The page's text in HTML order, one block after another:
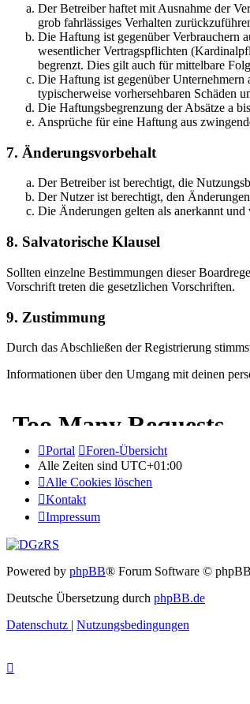
Der Betreiber haftet mit Ausnahme der
grob fahrlässiges Verhalten
Die Haftung ist gegenüber Verbrauchern
wesentlicher Vertragspflichten
begrenzt. Dies gilt auch für mittelbare
Die Haftung ist gegenüber Unternehmern
typischerweise vorhersehbaren Schäden
Die Haftungsbegrenzung der Absätze a
Ansprüche für eine Haftung aus
7. Änderungsvorbehalt
Der Betreiber ist berechtigt, die
Der Nutzer ist berechtigt, den
Die Änderungen gelten als anerkannt
8. Salvatorische Klausel
Sollten einzelne Bestimmungen dieser
Vorschrift treten die gesetzlichen Vorschriften.
9. Zustimmung
Durch das Abschließen der Registrierung
Informationen über den Umgang mit deinen
Portal
Foren-Übersicht
Alle Zeiten sind UTC+01:00
Alle Cookies löschen
Kontakt
Impressum
Powered by phpBB® Forum Software ©
Deutsche Übersetzung durch phpBB.de
Datenschutz | Nutzungsbedingungen